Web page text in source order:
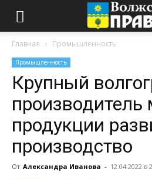
Главная Промышленность
Промышленность
Крупный
производитель
продукции
производство
От Александра Иванова - 12.04.2022 в